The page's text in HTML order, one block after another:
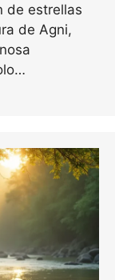
de estrellas
de Agni,